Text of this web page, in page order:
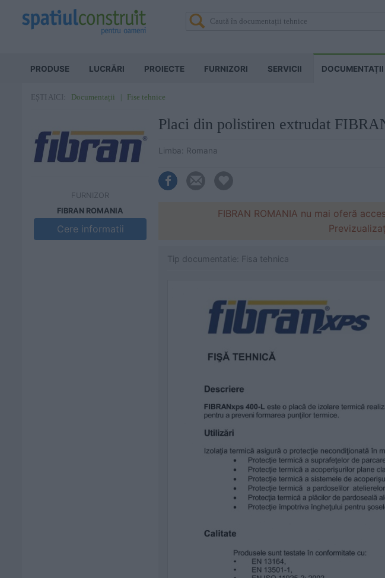
PRODUSE LUCRĂRI PROIECTE FURNIZORI SERVICII DOCUMENTAŢII
EȘTI AICI: Documentații Fise tehnice
FURNIZOR
FIBRAN ROMANIA
Cere informatii
Placi din polistiren extrudat
Limba: Romana
FIBRAN ROMANIA nu mai oferă
Tip documentatie: Fisa tehnica